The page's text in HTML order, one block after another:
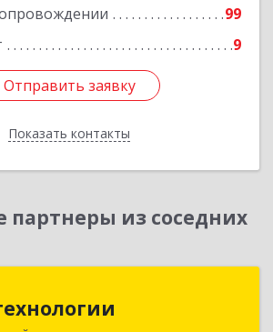
99
9
Отправить заявку
Показать контакты
Отправить заявку
Назад
из соседних